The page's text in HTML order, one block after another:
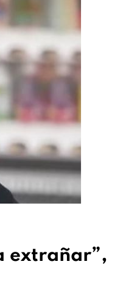
extrañar”,